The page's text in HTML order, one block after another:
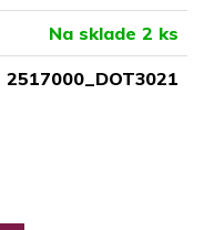
Na sklade 2 ks
2517000_DOT3021